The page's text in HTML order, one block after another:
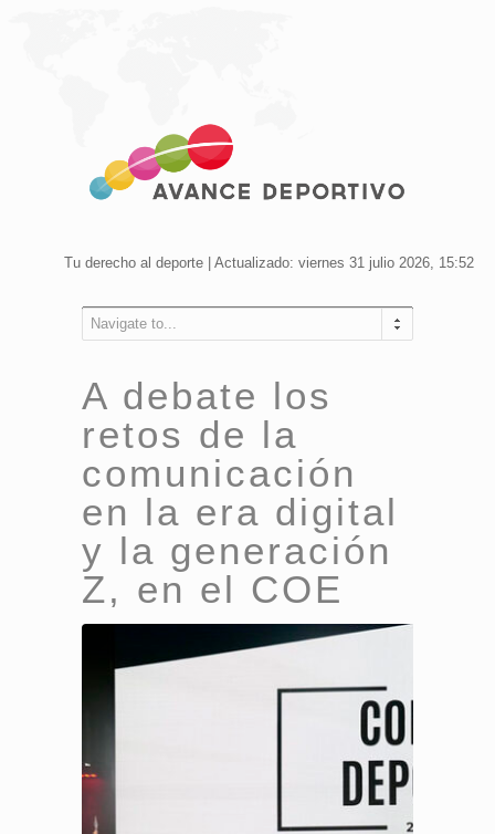
Tu derecho al deporte | Actualizado: viernes 31 julio 2026, 15:52
Navigate to...
A debate los
retos de la
comunicación
en la era digital
y la generación
Z, en el COE